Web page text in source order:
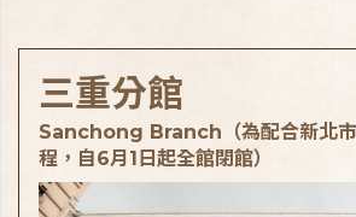
三重分館
Sanchong Branch（為配合新北市
程，自6月1日起全館閉館）